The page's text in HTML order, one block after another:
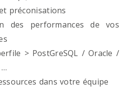
préconisations
performances de vos
> PostGreSQL / Oracle /
dans votre équipe